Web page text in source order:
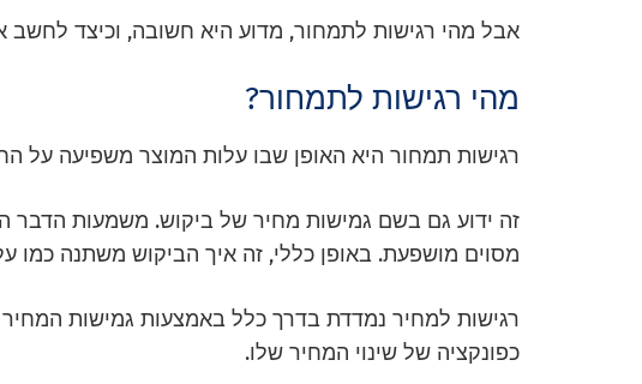
אבל מהי רגישות לתמחור, מדוע היא חשובה, וכיצד לחשב
מהי רגישות לתמחור?
רגישות תמחור היא האופן שבו עלות המוצר משפיעה על
זה ידוע גם בשם גמישות מחיר של ביקוש. משמעות הדבר
מסוים מושפעת. באופן כללי, זה איך הביקוש משתנה כמו
רגישות למחיר נמדדת בדרך כלל באמצעות גמישות המחיר
כפונקציה של שינוי המחיר שלו.